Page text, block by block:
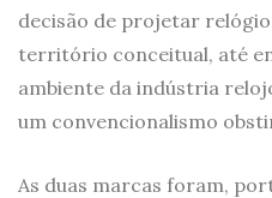
decisão de projetar
território conceitual, até
ambiente da indústria
um convencionalismo
As duas marcas foram,